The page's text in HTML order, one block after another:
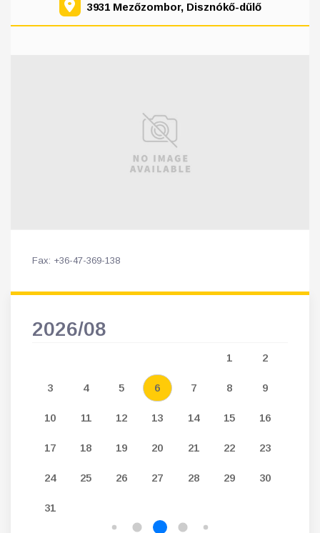
3931 Mezőzombor, Disznókő-dűlő
Fax: +36-47-369-138
2026/08
1 2
3 4 5 6 7 8 9
10 11 12 13 14 15 16
17 18 19 20 21 22 23
24 25 26 27 28 29 30
31